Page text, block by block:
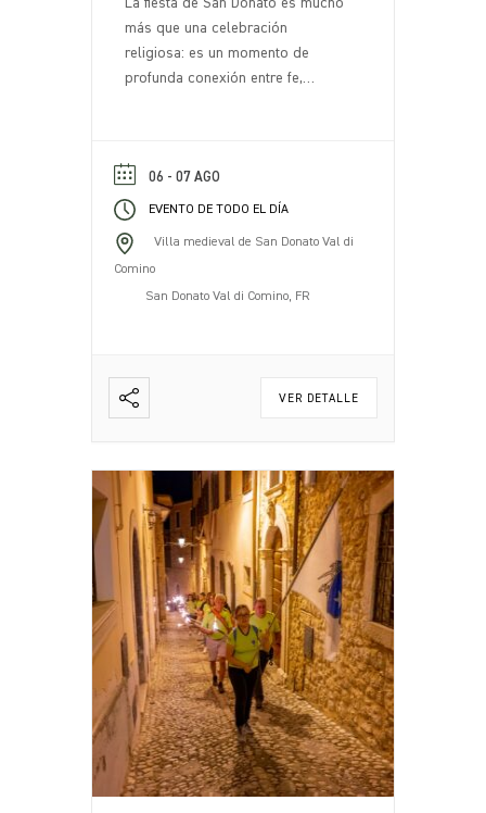
La fiesta de San Donato es mucho
más que una celebración
religiosa: es un momento de
profunda conexión entre fe,
de encuentro y celebración,
atrayendo a residentes y visitantes
patrón [...].
06 - 07 AGO
EVENTO DE TODO EL DÍA
Villa medieval de San Donato Val di
Comino
San Donato Val di Comino, FR
VER DETALLE